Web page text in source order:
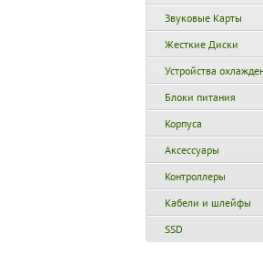
Звуковые Карты
Жесткие Диски
Устройства
Блоки питания
Корпуса
Аксессуары
Контроллеры
Кабели и шлейфы
SSD